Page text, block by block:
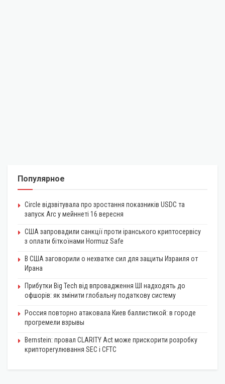
Популярное
Circle відзвітувала про зростання показників USDC та
запуск Arc у мейннеті 16 вересня
США запровадили санкції проти іранського криптосервісу
з оплати біткоїнами Hormuz Safe
В США заговорили о нехватке сил для защиты Израиля от
Ирана
Прибутки Big Tech від впровадження ШІ надходять до
офшорів: як змінити глобальну податкову систему
Россия повторно атаковала Киев баллистикой: в городе
прогремели взрывы
Bernstein: провал CLARITY Act може прискорити розробку
крипторегулювання SEC і CFTC